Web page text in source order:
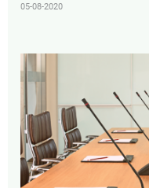
05-08-2020